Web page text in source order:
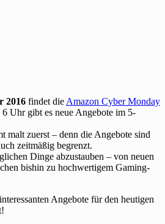
2016 findet die Amazon Cyber Monday
6 Uhr gibt es neue Angebote im 5-
malt zuerst – denn die Angebote sind
zeitmäßig begrenzt.
Dinge abzustauben – von neuen
bishin zu hochwertigem Gaming-
Angebote für den heutigen